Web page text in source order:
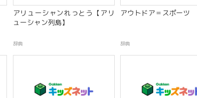
アリューシャンれっとう【アリ
ューシャン列島】
辞典
アウトドア＝スポーツ
辞典